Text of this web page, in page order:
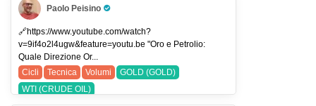
Paolo Peisino
Pro Trader
🔗https://www.youtube.com/watch?
v=9if4o2l4ugw&feature=youtu.be "Oro e Petrolio:
Quale Direzione Or...
Cicli
Tecnica Volumi
GOLD (GOLD)
WTI (CRUDE OIL)